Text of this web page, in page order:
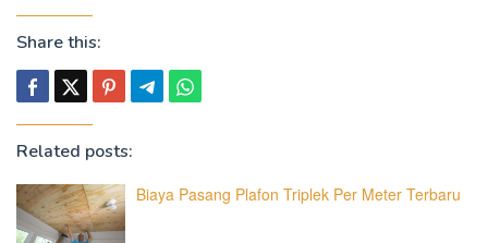
Share this:
Related posts:
Biaya Pasang Plafon Triplek Per Meter Terbaru